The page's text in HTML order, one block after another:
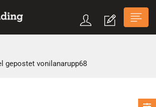
gepostet vonilanarupp68